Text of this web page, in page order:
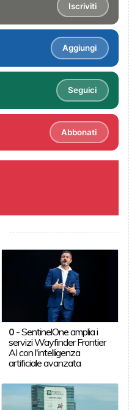
Iscriviti
Aggiungi
Seguici
Abbonati
0 -SentinelOne amplia i
servizi Wayfinder Frontier
AI con l'intelligenza
artificiale avanzata